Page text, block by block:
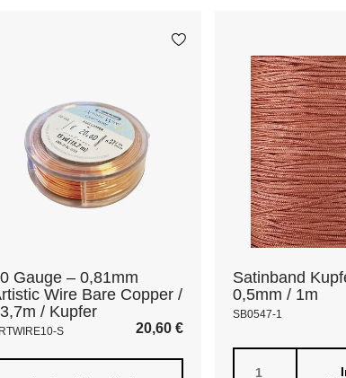
Gauge – 0,81mm
Wire Bare Copper /
/ Kupfer
S 20,60 €
Satinband
0,5mm / 1m
SB0547-1